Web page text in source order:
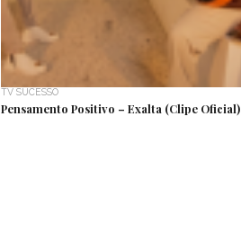
TV SUCESSO
Pensamento Positivo – Exalta (Clipe Oficial)